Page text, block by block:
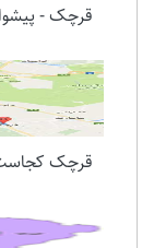
قرچک -
قرچک